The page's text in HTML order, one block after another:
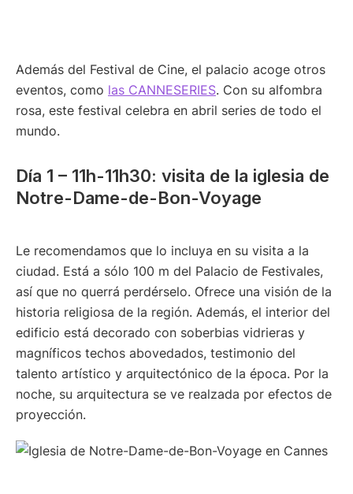
Además del Festival de Cine, el palacio acoge otros
eventos, como las CANNESERIES. Con su alfombra
rosa, este festival celebra en abril series de todo el
mundo.
Día 1 – 11h-11h30: visita de la iglesia de
Notre-Dame-de-Bon-Voyage
Le recomendamos que lo incluya en su visita a la
ciudad. Está a sólo 100 m del Palacio de Festivales,
así que no querrá perdérselo. Ofrece una visión de la
historia religiosa de la región. Además, el interior del
edificio está decorado con soberbias vidrieras y
magníficos techos abovedados, testimonio del
talento artístico y arquitectónico de la época. Por la
noche, su arquitectura se ve realzada por efectos de
proyección.